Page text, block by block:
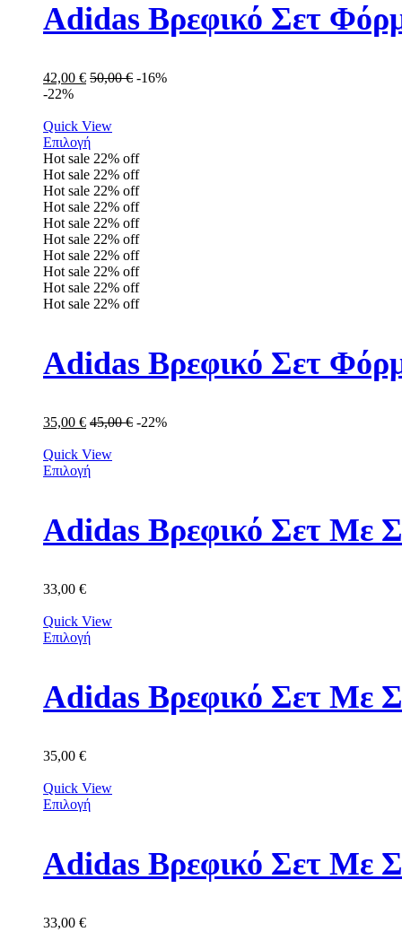
Adidas Βρεφικό Σετ
42,00 € 50,00€ -16%
-22%
Quick View
Επιλογή
Hot sale 22% off
Hot sale 22% off
Hot sale 22% off
Hot sale 22% off
Hot sale 22% off
Hot sale 22% off
Hot sale 22% off
Hot sale 22% off
Hot sale 22% off
Hot sale 22% off
Adidas Βρεφικό Σετ
35,00 € 45,00€ -22%
Quick View
Επιλογή
Adidas Βρεφικό Σετ Με
33,00 €
Quick View
Επιλογή
Adidas Βρεφικό Σετ Με
35,00 €
Quick View
Επιλογή
Adidas Βρεφικό Σετ Με
33,00 €